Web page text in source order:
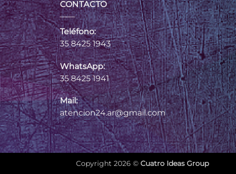
CONTACTO
Teléfono:
35 8425 1943
WhatsApp:
35 8425 1941
Mail:
atencion24.ar@gmail.com
Copyright 2026 © Cuatro Ideas Group